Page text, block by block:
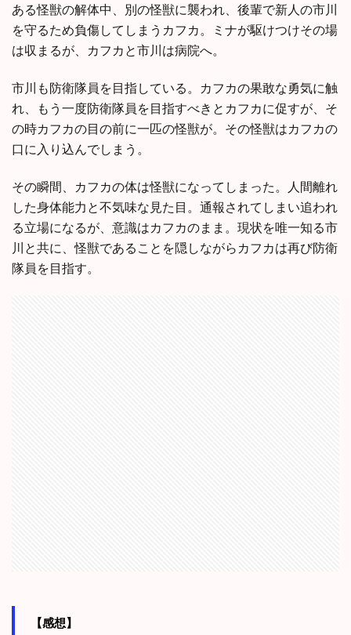
ある怪獣の解体中、別の怪獣に襲われ、後輩で新人の市川
を守るため負傷してしまうカフカ。ミナが駆けつけその場
は収まるが、カフカと市川は病院へ。
市川も防衛隊員を目指している。カフカの果敢な勇気に触
れ、もう一度防衛隊員を目指すべきとカフカに促すが、そ
の時カフカの目の前に一匹の怪獣が。その怪獣はカフカの
口に入り込んでしまう。
その瞬間、カフカの体は怪獣になってしまった。人間離れ
した身体能力と不気味な見た目。通報されてしまい追われ
る立場になるが、意識はカフカのまま。現状を唯一知る市
川と共に、怪獣であることを隠しながらカフカは再び防衛
隊員を目指す。
【感想】